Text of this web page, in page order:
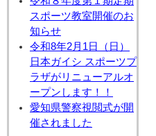
スポーツ教室開催のお
知らせ
令和8年2月1日（日）
日本ガイシ スポーツプ
ラザがリニューアルオ
ープンします！！
愛知県警察視閲式が開
催されました